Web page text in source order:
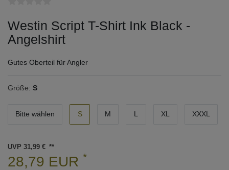
Westin Script T-Shirt Ink Black -
Angelshirt
Gutes Oberteil für Angler
Größe: S
Bitte wählen S M L XL XXXL
UVP 31,99 €
28,79 EUR *